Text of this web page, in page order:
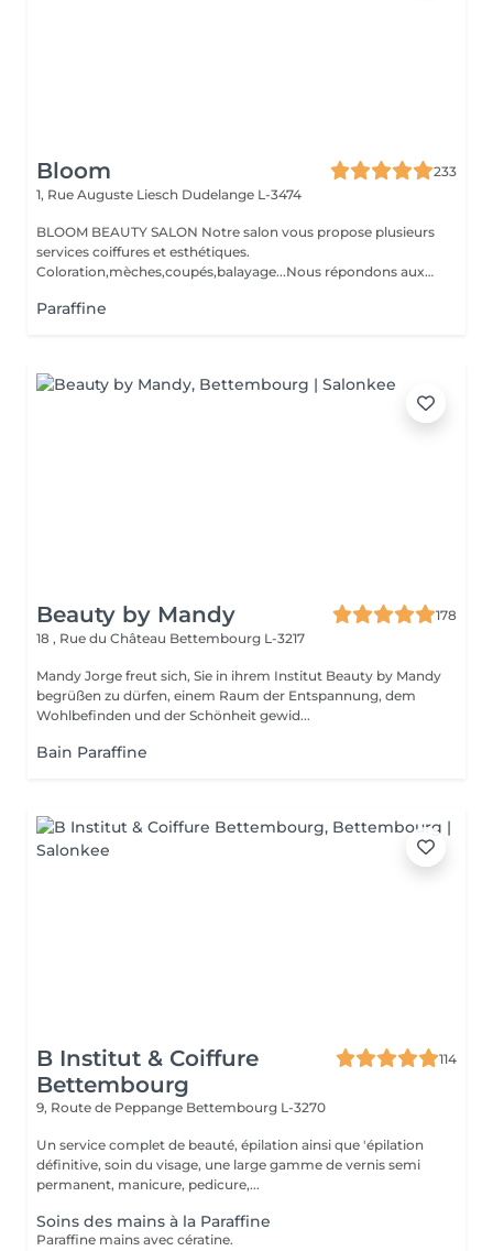
Bloom
233
1, Rue Auguste Liesch Dudelange L-3474
BLOOM BEAUTY SALON Notre salon vous propose plusieurs
services coiffures et esthétiques.
Coloration,mèches,coupés,balayage...Nous répondons aux
Paraffine
Beauty by Mandy
178
18 , Rue du Château Bettembourg L-3217
Mandy Jorge freut sich, Sie in ihrem Institut Beauty by Mandy
begrüßen zu dürfen, einem Raum der Entspannung, dem
Wohlbefinden und der Schönheit gewid...
Bain Paraffine
B Institut & Coiffure
Bettembourg
114
9, Route de Peppange Bettembourg L-3270
Un service complet de beauté, épilation ainsi que 'épilation
définitive, soin du visage, une large gamme de vernis semi
permanent, manicure, pedicure,...
Soins des mains à la Paraffine
Paraffine mains avec cératine.